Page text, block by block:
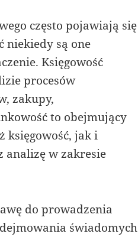
często pojawiają się
niekiedy są one
Księgowość
procesów
zakupy,
to obejmujący
księgowość, jak i
analizę w zakresie
do prowadzenia
świadomych